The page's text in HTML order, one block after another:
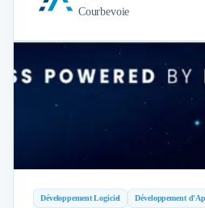
Courbevoie
Développement Logiciel Développement